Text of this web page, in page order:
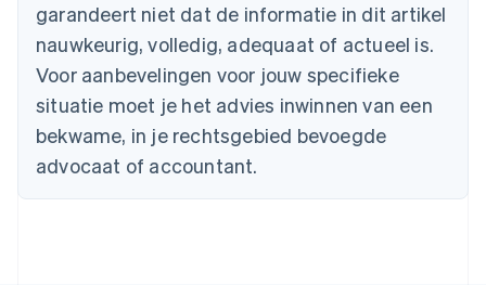
garandeert niet dat de informatie in dit artikel
nauwkeurig, volledig, adequaat of actueel is.
Voor aanbevelingen voor jouw specifieke
situatie moet je het advies inwinnen van een
bekwame, in je rechtsgebied bevoegde
advocaat of accountant.
Português English
Bulgarije
Canada
EnglishFrançais
Cyprus
Denemarken
English